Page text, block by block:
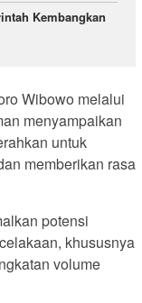
Kembangkan
Wibowo melalui
menyampaikan
untuk
memberikan rasa
potensi
khususnya
volume